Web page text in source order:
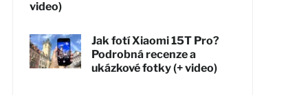
video)
Jak fotí Xiaomi 15T Pro?
Podrobná recenze a
ukázkové fotky (+ video)